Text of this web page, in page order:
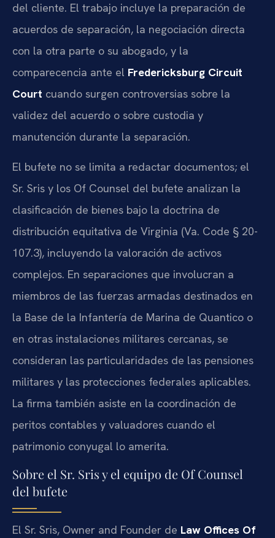
del cliente. El trabajo incluye la preparación de
acuerdos de separación, la negociación directa
con la otra parte o su abogado, y la
comparecencia ante el Fredericksburg Circuit
Court cuando surgen controversias sobre la
validez del acuerdo o sobre custodia y
manutención durante la separación.
El bufete no se limita a redactar documentos; el
Sr. Sris y los Of Counsel del bufete analizan la
clasificación de bienes bajo la doctrina de
distribución equitativa de Virginia (Va. Code § 20-
107.3), incluyendo la valoración de activos
complejos. En separaciones que involucran a
miembros de las fuerzas armadas destinados en
la Base de la Infantería de Marina de Quantico o
en otras instalaciones militares cercanas, se
consideran las particularidades de las pensiones
militares y las protecciones federales aplicables.
La firma también asiste en la coordinación de
peritos contables y valuadores cuando el
patrimonio conyugal lo amerita.
Sobre el Sr. Sris y el equipo de Of Counsel
del bufete
El Sr. Sris, Owner and Founder de Law Offices Of